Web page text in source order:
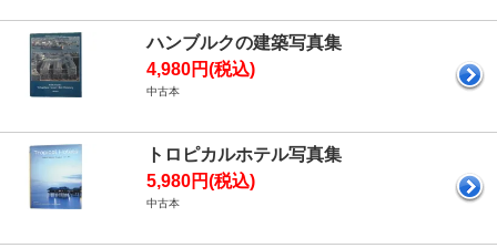
ハンブルクの建築写真集
4,980円(税込)
中古本
トロピカルホテル写真集
5,980円(税込)
中古本